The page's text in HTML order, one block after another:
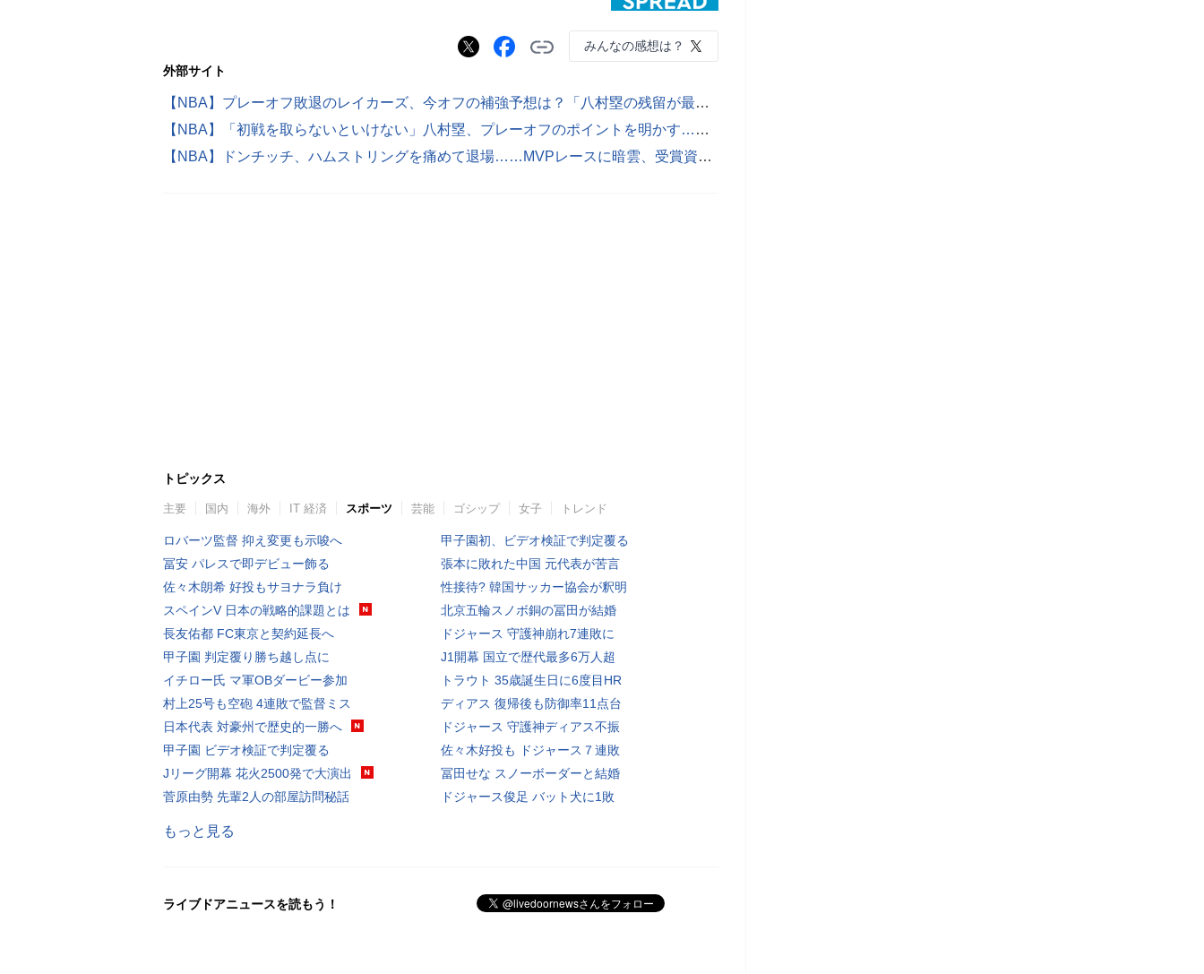
みんなの感想は？
外部サイト
【NBA】プレーオフ敗退のレイカーズ、今オフの補強予想は？「八村塁の残留が最優先事項」と米メディア 歴史的な活躍で手放せない存在に
【NBA】「初戦を取らないといけない」八村塁、プレーオフのポイントを明かす……ドンチッチ、リーブス離脱も「アグレッシブに行く」
【NBA】ドンチッチ、ハムストリングを痛めて退場……MVPレースに暗雲、受賞資格の「出場65試合以上」に届かない可能性も
トピックス
主要 国内 海外 IT 経済 スポーツ 芸能 ゴシップ 女子 トレンド
ロバーツ監督 抑え変更も示唆へ
冨安 パレスで即デビュー飾る
佐々木朗希 好投もサヨナラ負け
スペインV 日本の戦略的課題とは
長友佑都 FC東京と契約延長へ
甲子園 判定覆り勝ち越し点に
イチロー氏 マ軍OBダービー参加
村上25号も空砲 4連敗で監督ミス
日本代表 対豪州で歴史的一勝へ
甲子園 ビデオ検証で判定覆る
Jリーグ開幕 花火2500発で大演出
菅原由勢 先輩2人の部屋訪問秘話
甲子園初、ビデオ検証で判定覆る
張本に敗れた中国 元代表が苦言
性接待? 韓国サッカー協会が釈明
北京五輪スノボ銅の冨田が結婚
ドジャース 守護神崩れ7連敗に
J1開幕 国立で歴代最多6万人超
トラウト 35歳誕生日に6度目HR
ディアス 復帰後も防御率11点台
ドジャース 守護神ディアス不振
佐々木好投も ドジャース７連敗
冨田せな スノーボーダーと結婚
ドジャース俊足 バット犬に1敗
もっと見る
ライブドアニュースを読もう！